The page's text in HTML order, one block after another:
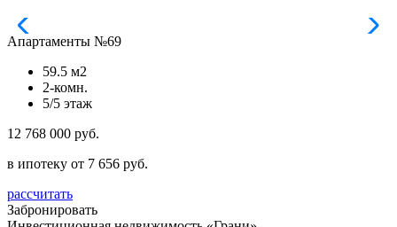
Апартаменты №69
59.5 м2
2-комн.
5/5 этаж
12 768 000 руб.
в ипотеку от 7 656 руб.
рассчитать
Забронировать